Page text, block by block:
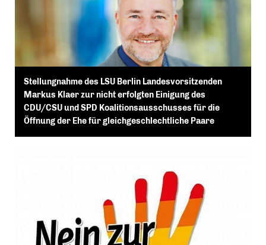
Stellungnahme des LSU Berlin Landesvorsitzenden
Markus Klaer zur nicht erfolgten Einigung des
CDU/CSU und SPD Koalitionsausschusses für die
Öffnung der Ehe für gleichgeschlechtliche Paare